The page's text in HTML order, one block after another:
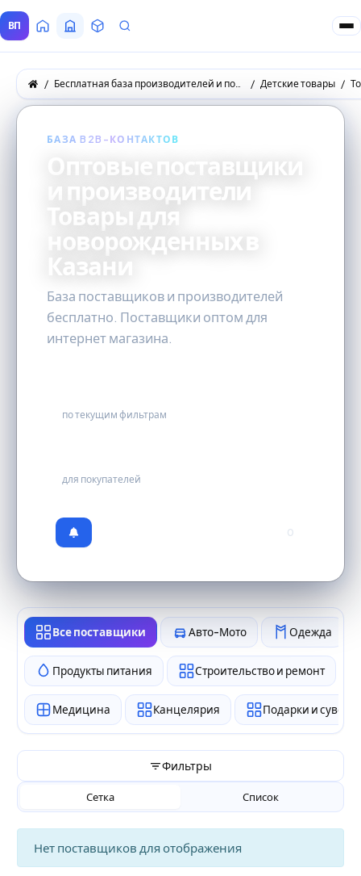
ВП ГлавнаяВсе Поставщики
ТоварыЗапросы покупателей
Бесплатная база производителей и поставщиков товаров оптом Детские товары
БАЗА B2B-КОНТАКТОВ
Оптовые поставщики
и производители
Товары для
новорожденных в
Казани
База поставщиков и производителей
бесплатно. Поставщики оптом для
интернет магазина.
по текущим фильтрам
для покупателей
0
Все поставщики Авто-Мото Одежда
Продукты питания Строительство и ремонт
Медицина Канцелярия Подарки и
Фильтры
Сетка Список
Нет поставщиков для отображения